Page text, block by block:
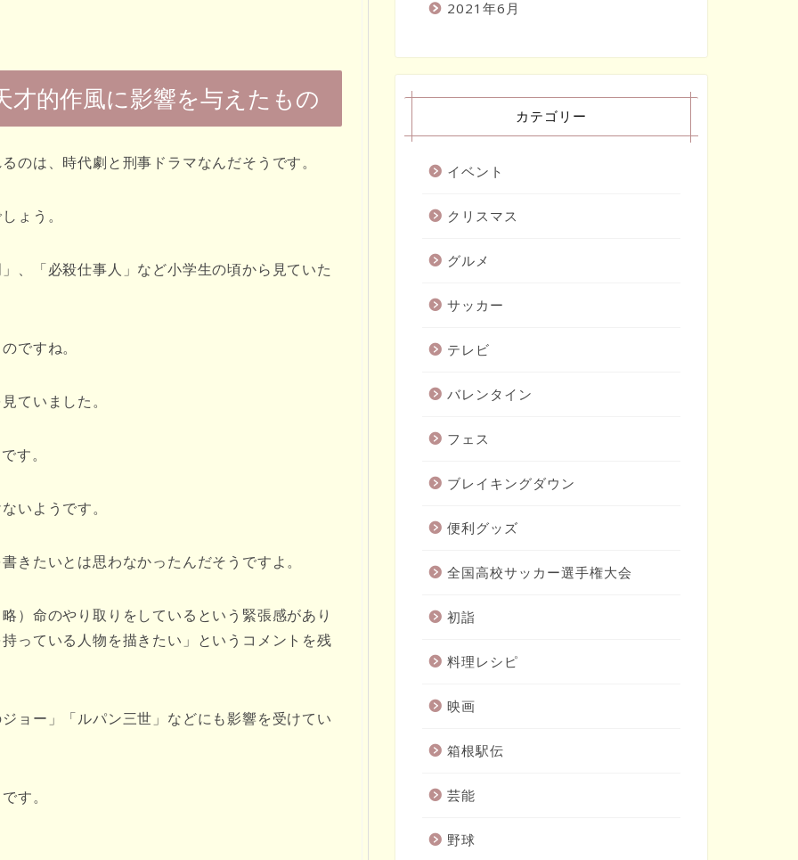
才的作風に影響を与えたもの
のは、時代劇と刑事ドラマなんだそうです。
ょう。
、「必殺仕事人」など小学生の頃から見ていた
ですね。
ていました。
す。
いようです。
きたいとは思わなかったんだそうですよ。
）命のやり取りをしているという緊張感があり
っている人物を描きたい」というコメントを残
ョー」「ルパン三世」などにも影響を受けてい
す。
2021年6月
カテゴリー
イベント
クリスマス
グルメ
サッカー
テレビ
バレンタイン
フェス
ブレイキングダウン
便利グッズ
全国高校サッカー選手権大会
初詣
料理レシピ
映画
箱根駅伝
芸能
野球